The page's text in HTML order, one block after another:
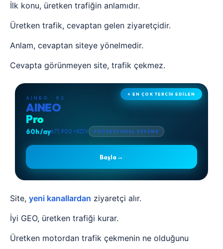
İlk konu, üretken trafiğin anlamıdır.
Üretken trafik, cevaptan gelen ziyaretçidir.
Anlam, cevaptan siteye yönelmedir.
Cevapta görünmeyen site, trafik çekmez.
⭐ EN ÇOK TERCİH EDİLEN
AINEO · 02
AINEO
Pro
60h /ay₺71.900 +KDV PROFESYONEL BÜYÜME
Başla →
Site, yeni kanallardan ziyaretçi alır.
İyi GEO, üretken trafiği kurar.
Üretken motordan trafik çekmenin ne olduğunu